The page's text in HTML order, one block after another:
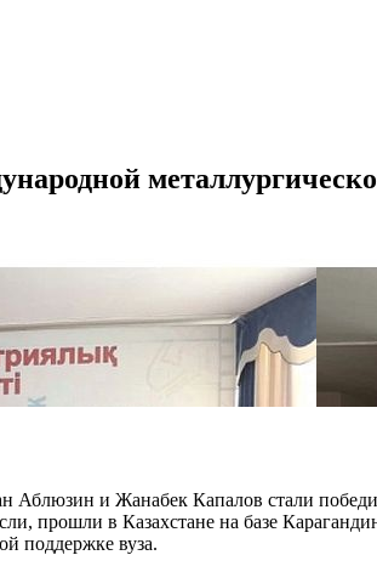
и Жанабек Капалов стали
прошли в Казахстане на базе
поддержке вуза.